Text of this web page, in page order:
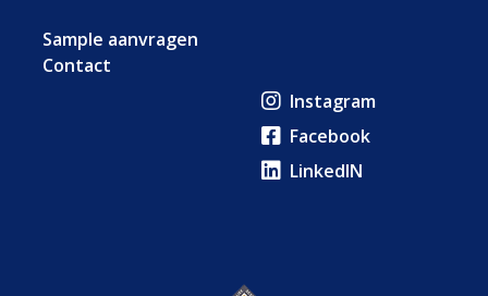
Sample aanvragen
Contact
Instagram
Facebook
LinkedIN